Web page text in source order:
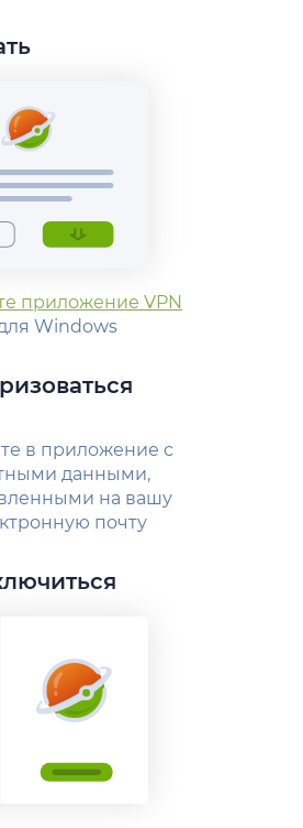
приложение VPN
Windows
в приложение с
данными,
на вашу
почту